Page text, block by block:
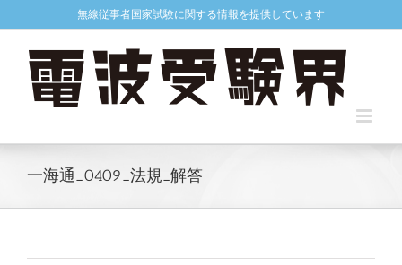
to
無線従事者国家試験に関する情報を提供しています
一海通_0409_法規_解答